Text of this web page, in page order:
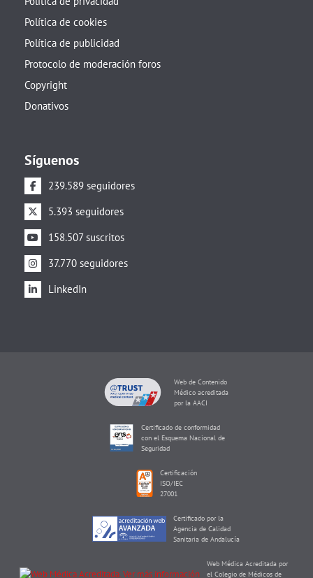
Política de cookies
Política de publicidad
Protocolo de moderación foros
Copyright
Donativos
Síguenos
239.589 seguidores
5.393 seguidores
158.507 suscritos
37.770 seguidores
LinkedIn
Web de Contenido
Médico acreditada
por la AACI
Certificado de conformidad
con el Esquema Nacional de
Seguridad
Certificación
ISO/IEC
27001
Certificado por la
Agencia de Calidad
Sanitaria de Andalucía
Web Médica Acreditada por
el Colegio de Médicos de